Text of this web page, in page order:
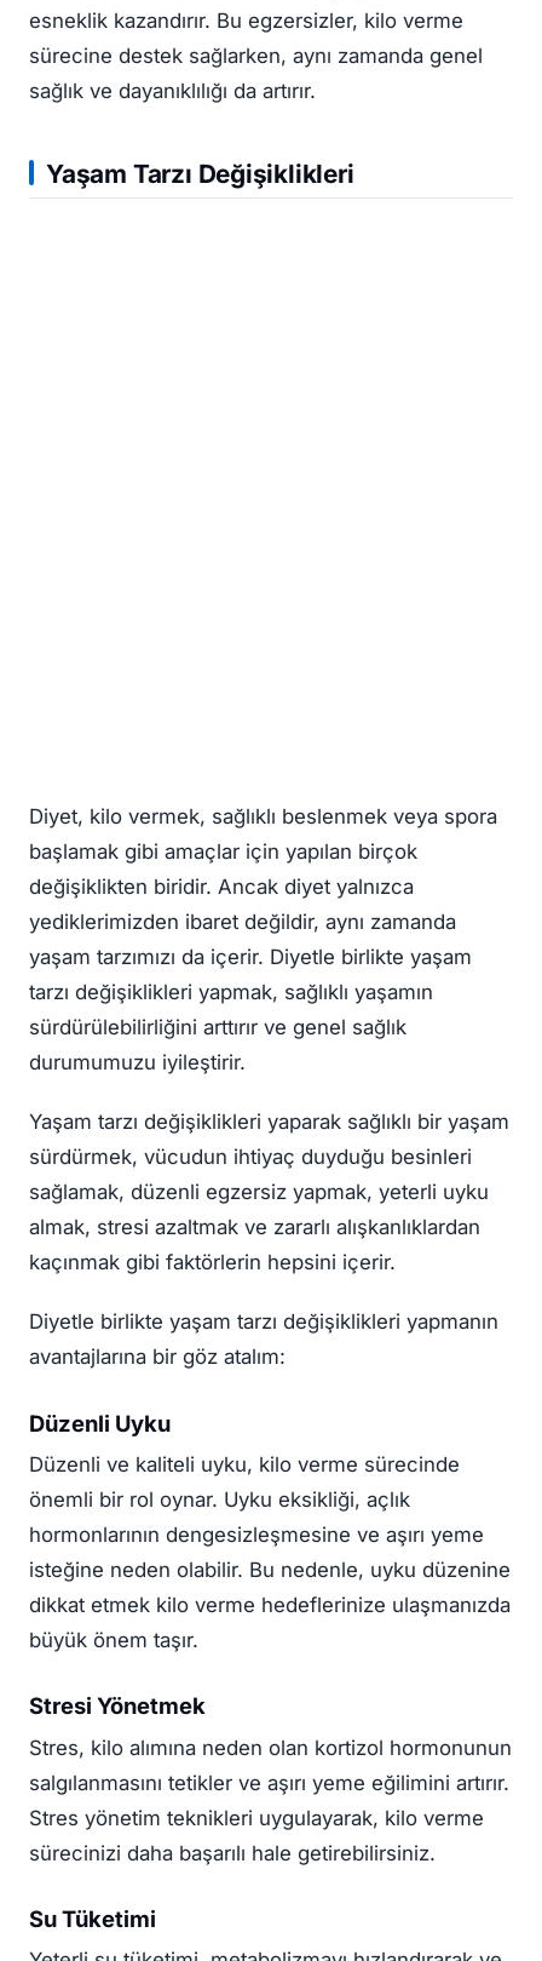
esneklik kazandırır. Bu egzersizler, kilo verme
sürecine destek sağlarken, aynı zamanda genel
sağlık ve dayanıklılığı da artırır.
Yaşam Tarzı Değişiklikleri
Diyet, kilo vermek, sağlıklı beslenmek veya spora
başlamak gibi amaçlar için yapılan birçok
değişiklikten biridir. Ancak diyet yalnızca
yediklerimizden ibaret değildir, aynı zamanda
yaşam tarzımızı da içerir. Diyetle birlikte yaşam
tarzı değişiklikleri yapmak, sağlıklı yaşamın
sürdürülebilirliğini arttırır ve genel sağlık
durumumuzu iyileştirir.
Yaşam tarzı değişiklikleri yaparak sağlıklı bir yaşam
sürdürmek, vücudun ihtiyaç duyduğu besinleri
sağlamak, düzenli egzersiz yapmak, yeterli uyku
almak, stresi azaltmak ve zararlı alışkanlıklardan
kaçınmak gibi faktörlerin hepsini içerir.
Diyetle birlikte yaşam tarzı değişiklikleri yapmanın
avantajlarına bir göz atalım:
Düzenli Uyku
Düzenli ve kaliteli uyku, kilo verme sürecinde
önemli bir rol oynar. Uyku eksikliği, açlık
hormonlarının dengesizleşmesine ve aşırı yeme
isteğine neden olabilir. Bu nedenle, uyku düzenine
dikkat etmek kilo verme hedeflerinize ulaşmanızda
büyük önem taşır.
Stresi Yönetmek
Stres, kilo alımına neden olan kortizol hormonunun
salgılanmasını tetikler ve aşırı yeme eğilimini artırır.
Stres yönetim teknikleri uygulayarak, kilo verme
sürecinizi daha başarılı hale getirebilirsiniz.
Su Tüketimi